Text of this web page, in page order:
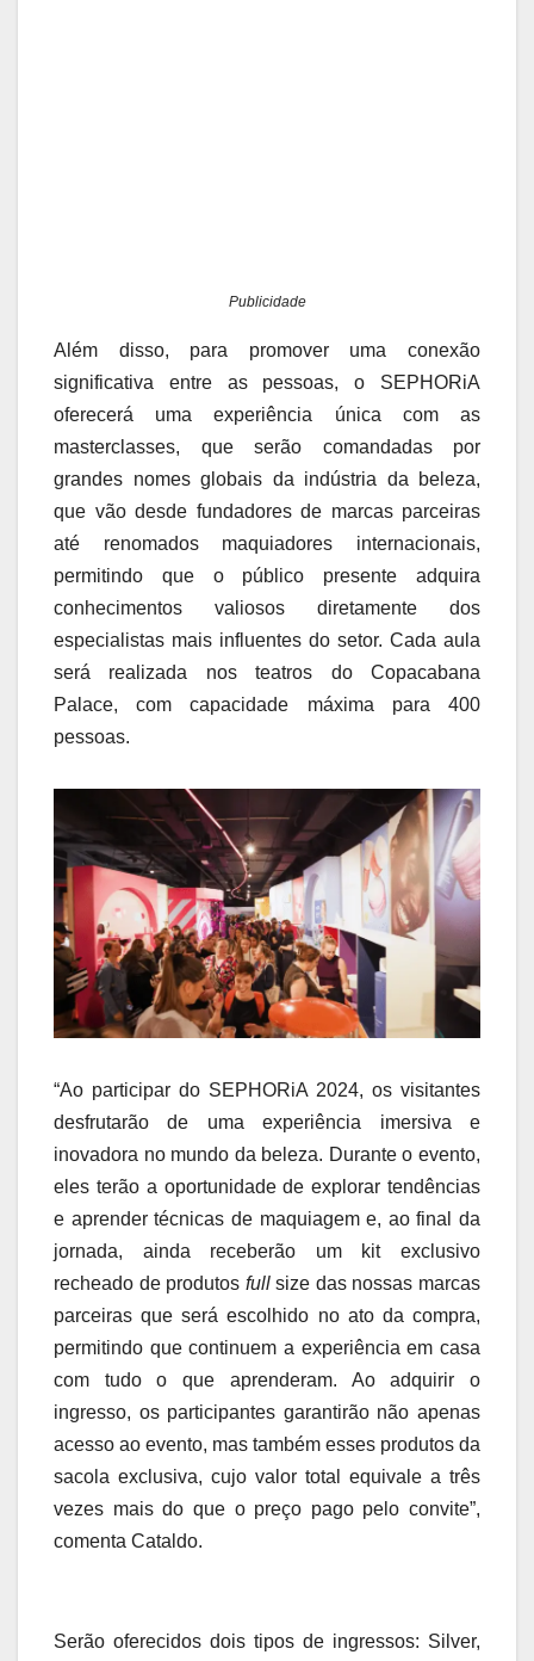
Publicidade
Além disso, para promover uma conexão
significativa entre as pessoas, o SEPHORiA
oferecerá uma experiência única com as
masterclasses, que serão comandadas por
grandes nomes globais da indústria da beleza,
que vão desde fundadores de marcas parceiras
até renomados maquiadores internacionais,
permitindo que o público presente adquira
conhecimentos valiosos diretamente dos
especialistas mais influentes do setor. Cada aula
será realizada nos teatros do Copacabana
Palace, com capacidade máxima para 400
pessoas.
“Ao participar do SEPHORiA 2024, os visitantes
desfrutarão de uma experiência imersiva e
inovadora no mundo da beleza. Durante o evento,
eles terão a oportunidade de explorar tendências
e aprender técnicas de maquiagem e, ao final da
jornada, ainda receberão um kit exclusivo
recheado de produtos fullsize das nossas marcas
parceiras que será escolhido no ato da compra,
permitindo que continuem a experiência em casa
com tudo o que aprenderam. Ao adquirir o
ingresso, os participantes garantirão não apenas
acesso ao evento, mas também esses produtos da
sacola exclusiva, cujo valor total equivale a três
vezes mais do que o preço pago pelo convite”,
comenta Cataldo.
Serão oferecidos dois tipos de ingressos: Silver,